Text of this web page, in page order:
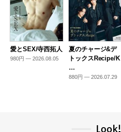
愛とSEX/寺西拓人
980円 — 2026.08.05
夏のチャージ&デ
トックスRecipe/K
…
880円 — 2026.07.29
Look!